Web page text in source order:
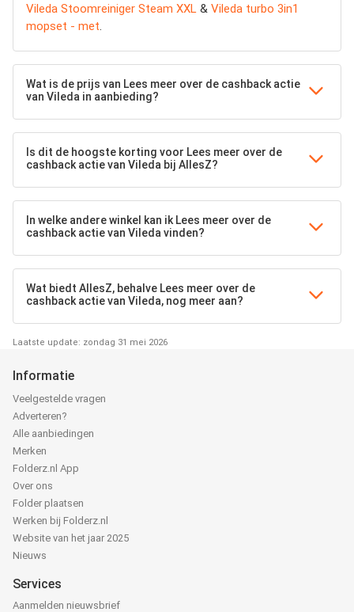
Vileda Stoomreiniger Steam XXL & Vileda turbo 3in1
mopset - met
Wat is de prijs van Lees meer over de cashback actie
van Vileda in aanbieding?
Is dit de hoogste korting voor Lees meer over de
cashback actie van Vileda bij AllesZ?
In welke andere winkel kan ik Lees meer over de
cashback actie van Vileda vinden?
Wat biedt AllesZ, behalve Lees meer over de
cashback actie van Vileda, nog meer aan?
Laatste update: zondag 31 mei 2026
Informatie
Veelgestelde vragen
Adverteren?
Alle aanbiedingen
Merken
Folderz.nl App
Over ons
Folder plaatsen
Werken bij Folderz.nl
Website van het jaar 2025
Nieuws
Services
Aanmelden nieuwsbrief